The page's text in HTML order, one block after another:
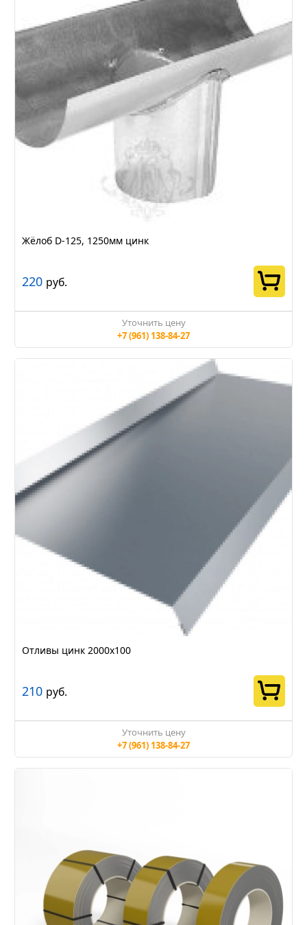
Жёлоб D-125, 1250мм цинк
220 руб.
Уточнить цену
+7 (961) 138-84-27
Отливы цинк 2000х100
210 руб.
Уточнить цену
+7 (961) 138-84-27